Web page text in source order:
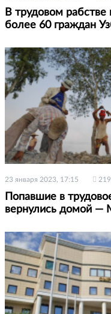
В трудовом
более 60 граждан
23 января 2023, 17:15
Попавшие в
вернулись домой